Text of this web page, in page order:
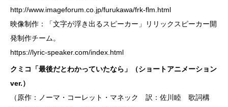
http://www.imageforum.co.jp/furukawa/frk-flm.html
映像制作：「文字が浮き出るスピーカー」リリックスピーカー開
発制作チーム。
https://lyric-speaker.com/index.html
クミコ「最後だとわかっていたなら」（ショートアニメーション
ver.）
（原作：ノーマ・コーレット・マネック 訳：佐川睦 歌詞構